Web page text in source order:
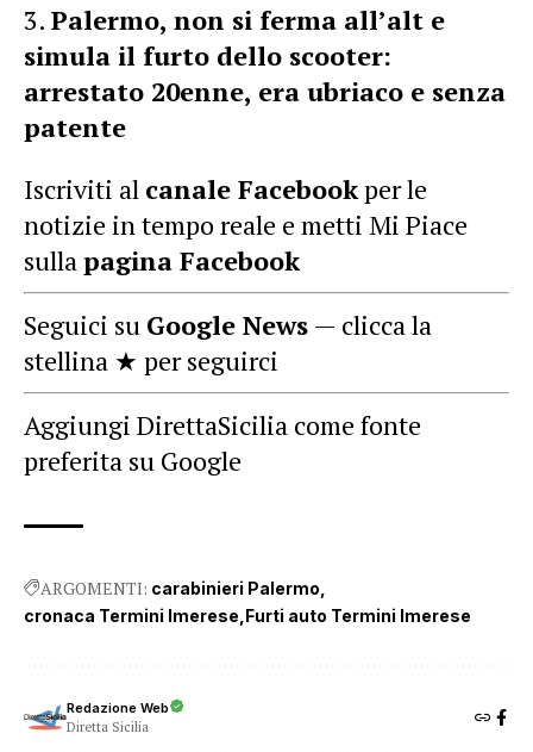
Palermo, non si ferma all’alt e
simula il furto dello scooter:
arrestato 20enne, era ubriaco e senza
patente
Iscriviti al canale Facebookper le
notizie in tempo reale e metti Mi Piace
sullapagina Facebook
Seguici su Google News — clicca la
stellina ★ per seguirci
Aggiungi DirettaSicilia come fonte
preferita su Google
ARGOMENTI: carabinieri Palermo
cronaca Termini Imerese Furti auto Termini Imerese
Redazione Web
Diretta Sicilia